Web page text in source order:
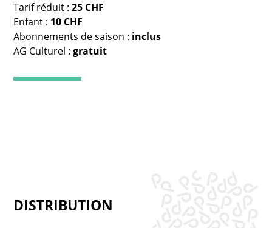
Tarif réduit :25 CHF
Enfant : 10 CHF
Abonnements de saison : inclus
AG Culturel :gratuit
DISTRIBUTION